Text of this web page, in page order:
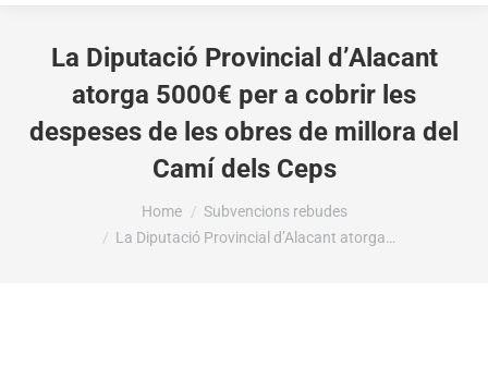
La Diputació Provincial d’Alacant
atorga 5000€ per a cobrir les
despeses de les obres de millora del
Camí dels Ceps
Home
Subvencions rebudes
La Diputació Provincial d’Alacant atorga…